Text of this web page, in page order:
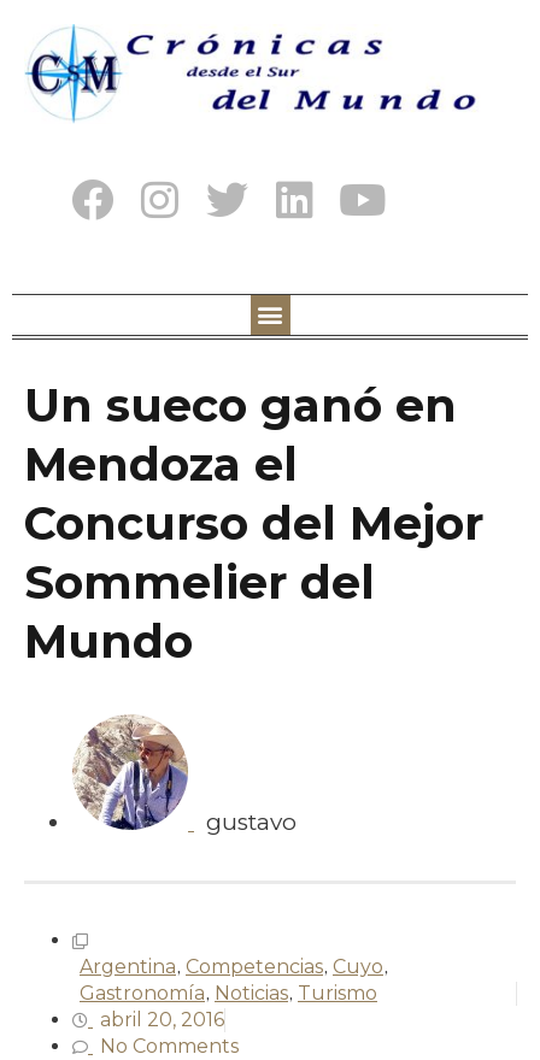
Un sueco ganó en
Mendoza el
Concurso del Mejor
Sommelier del
Mundo
gustavo
Argentina, Competencias, Cuyo,
Gastronomía, Noticias, Turismo
abril 20, 2016
No Comments